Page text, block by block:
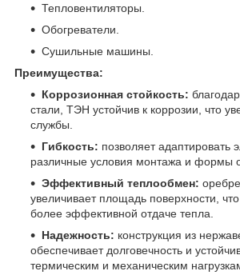
Тепловентиляторы.
Обогреватели.
Сушильные машины.
Преимущества:
Коррозионная стойкость:
стали, ТЭН устойчив к коррозии, что
службы.
Гибкость: позволяет адаптировать
различные условия монтажа и формы
Эффективный теплообмен:
увеличивает площадь поверхности, что
более эффективной отдаче тепла.
Надежность: конструкция из
обеспечивает долговечность и
термическим и механическим